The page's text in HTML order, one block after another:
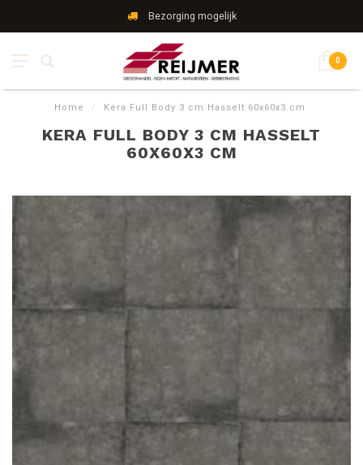
Bezorging mogelijk
0
Home / Kera Full Body 3 cm Hasselt 60x60x3 cm
KERA FULL BODY 3 CM HASSELT
60X60X3 CM